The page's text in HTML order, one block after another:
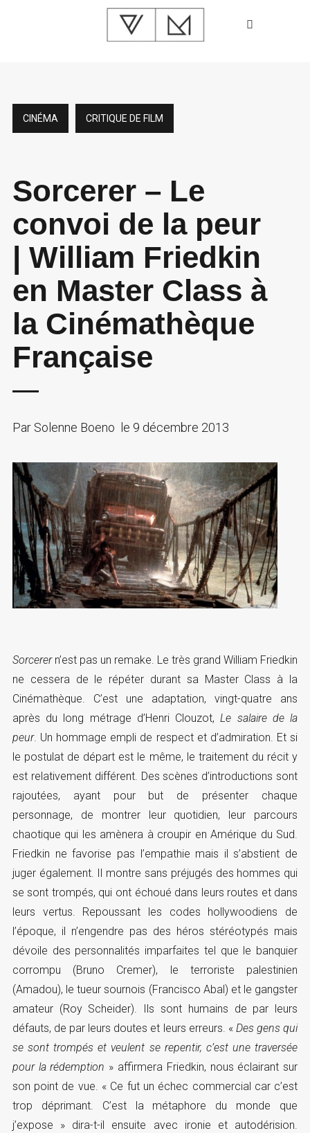
CINÉMA CRITIQUE DE FILM
Sorcerer – Le
convoi de la peur
| William Friedkin
en Master Class à
la Cinémathèque
Française
ParSolenne Boeno le 9 décembre 2013
Sorcerern’est pas un remake. Le très grand William Friedkin
ne cessera de le répéter durant sa Master Class à la
Cinémathèque. C’est une adaptation, vingt-quatre ans
après du long métrage d’Henri Clouzot,Le salaire de la
peur. Un hommage empli de respect et d’admiration. Et si
le postulat de départ est le même, le traitement du récit y
est relativement différent. Des scènes d’introductions sont
rajoutées, ayant pour but de présenter chaque
personnage, de montrer leur quotidien, leur parcours
chaotique qui les amènera à croupir en Amérique du Sud.
Friedkin ne favorise pas l’empathie mais il s’abstient de
juger également. Il montre sans préjugés des hommes qui
se sont trompés, qui ont échoué dans leurs routes et dans
leurs vertus. Repoussant les codes hollywoodiens de
l’époque, il n’engendre pas des héros stéréotypés mais
dévoile des personnalités imparfaites tel que le banquier
corrompu (Bruno Cremer), le terroriste palestinien
(Amadou), le tueur sournois (Francisco Abal) et le gangster
amateur (Roy Scheider). Ils sont humains de par leurs
défauts, de par leurs doutes et leurs erreurs. « Des gens qui
se sont trompés et veulent se repentir, c’est une traversée
pour la rédemption » affirmera Friedkin, nous éclairant sur
son point de vue. « Ce fut un échec commercial car c’est
trop déprimant. C’est la métaphore du monde que
j’expose » dira-t-il ensuite avec ironie et autodérision.